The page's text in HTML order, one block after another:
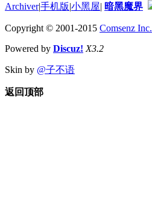
Archiver|手机版|小黑屋| 暗黑魔界
Copyright © 2001-2015 Comsenz Inc.
Powered by Discuz! X3.2
Skin by @子不语
返回顶部